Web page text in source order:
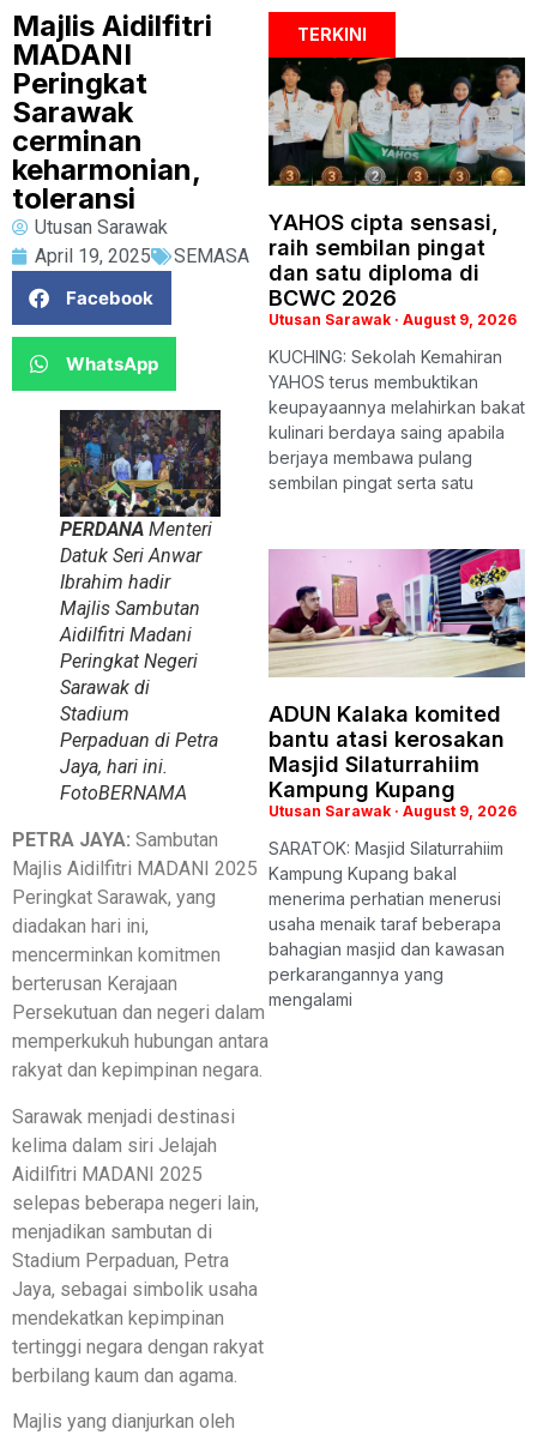
Majlis Aidilfitri
MADANI
Peringkat
Sarawak
cerminan
keharmonian,
toleransi
Utusan Sarawak
April 19, 2025
SEMASA
Facebook
WhatsApp
PERDANA Menteri
Datuk Seri Anwar
Ibrahim hadir
Majlis Sambutan
Aidilfitri Madani
Peringkat Negeri
Sarawak di
Stadium
Perpaduan di Petra
Jaya, hari ini.
FotoBERNAMA
PETRA JAYA: Sambutan
Majlis Aidilfitri MADANI 2025
Peringkat Sarawak, yang
diadakan hari ini,
mencerminkan komitmen
berterusan Kerajaan
Persekutuan dan negeri dalam
memperkukuh hubungan antara
rakyat dan kepimpinan negara.
Sarawak menjadi destinasi
kelima dalam siri Jelajah
Aidilfitri MADANI 2025
selepas beberapa negeri lain,
menjadikan sambutan di
Stadium Perpaduan, Petra
Jaya, sebagai simbolik usaha
mendekatkan kepimpinan
tertinggi negara dengan rakyat
berbilang kaum dan agama.
Majlis yang dianjurkan oleh
TERKINI
YAHOS cipta sensasi,
raih sembilan pingat
dan satu diploma di
BCWC 2026
Utusan Sarawak August 9, 2026
KUCHING: Sekolah Kemahiran
YAHOS terus membuktikan
keupayaannya melahirkan bakat
kulinari berdaya saing apabila
berjaya membawa pulang
sembilan pingat serta satu
ADUN Kalaka komited
bantu atasi kerosakan
Masjid Silaturrahiim
Kampung Kupang
Utusan Sarawak August 9, 2026
SARATOK: Masjid Silaturrahiim
Kampung Kupang bakal
menerima perhatian menerusi
usaha menaik taraf beberapa
bahagian masjid dan kawasan
perkarangannya yang
mengalami